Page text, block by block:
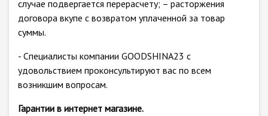
случае подвергается перерасчету; – расторжения
договора вкупе с возвратом уплаченной за товар
суммы.
- Специалисты компании GOODSHINA23 с
удовольствием проконсультируют вас по всем
возникшим вопросам.
Гарантии в интернет магазине.